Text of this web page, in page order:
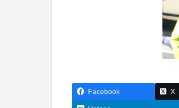
Facebook X